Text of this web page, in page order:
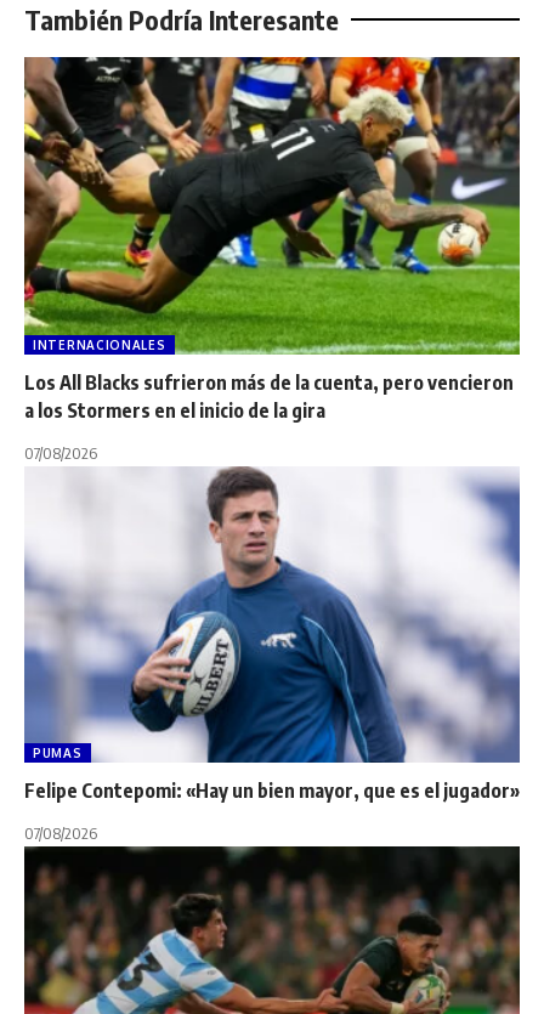
También Podría Interesante
INTERNACIONALES
Los All Blacks sufrieron más de la cuenta, pero vencieron
a los Stormers en el inicio de la gira
07/08/2026
PUMAS
Felipe Contepomi: «Hay un bien mayor, que es el jugador»
07/08/2026